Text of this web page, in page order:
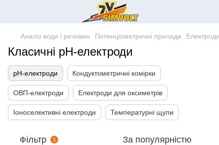
Аналіз води і речовин Потенціометричні прилади
Класичні pH-електроди
pH-електроди Кондуктометричні комірки
ОВП-електроди Електроди для оксиметрів
Іоноселективні електроди Температурні щупи
Фільтр 1 За популярністю